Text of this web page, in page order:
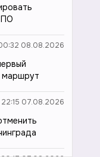
ПО
08.08.2026
маршрут
22:15 07.08.2026